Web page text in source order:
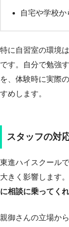
自宅や学校
特に自習室の環境
です。自分で勉強
を、体験時に実際
すめします。
スタッフの対
東進ハイスクール
大きく影響します
に相談に乗ってくれ
親御さんの立場か